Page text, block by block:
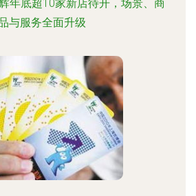
年底超10家新店待开，场景、商
与服务全面升级